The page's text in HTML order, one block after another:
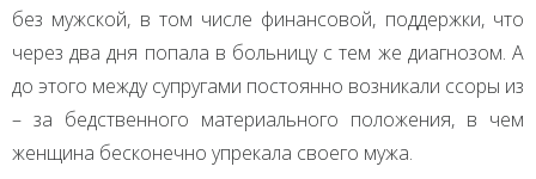
без мужской, в том числе финансовой, поддержки, что
через два дня попала в больницу с тем же диагнозом. А
до этого между супругами постоянно возникали ссоры из
– за бедственного материального положения, в чем
женщина бесконечно упрекала своего мужа.